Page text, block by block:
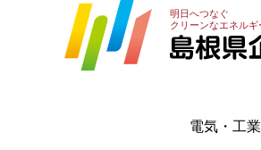
明日へつなぐ
クリーンなエネル
電気・工